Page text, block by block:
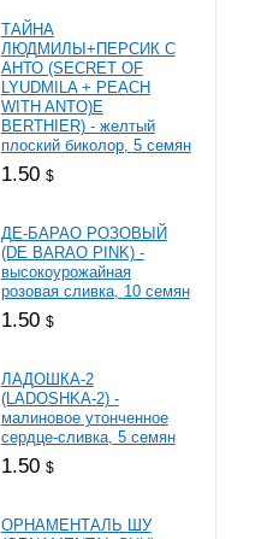
ТАЙНА
ЛЮДМИЛЫ+ПЕРСИК С
АНТО (SECRET OF
LYUDMILA + PEACH
WITH ANTO)E
BERTHIER) - желтый
плоский биколор, 5 семян
1.50 $
ДЕ-БАРАО РОЗОВЫЙ
(DE BARAO PINK) -
высокоурожайная
розовая сливка, 10 семян
1.50 $
ЛАДОШКА-2
(LADOSHKA-2) -
малиновое утонченное
сердце-сливка, 5 семян
1.50 $
ОРНАМЕНТАЛЬ ШУ